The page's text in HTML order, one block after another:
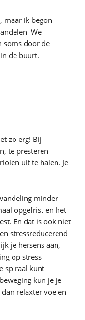
maar ik begon
We
soms door de
de buurt.
zo erg! Bij
te presteren
uit te halen. Je
minder
opgefrist en het
En dat is ook niet
stressreducerend
je hersens aan,
op stress
spiraal kunt
kun je je
dan relaxter voelen